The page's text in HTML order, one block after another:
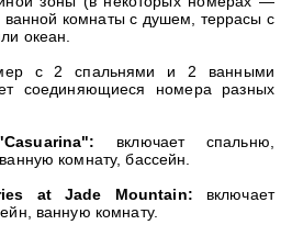
ванной комнаты с душем, террасы с
океан.
с 2 спальнями и 2 ванными
соединяющиеся номера разных
Casuarina": включает спальню,
комнату, бассейн.
at Jade Mountain: включает
ванную комнату.